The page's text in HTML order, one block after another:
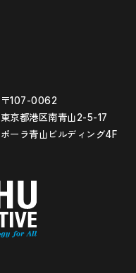
〒107-0062
東京都港区南青山2-5-17
ポーラ青山ビルディング4F